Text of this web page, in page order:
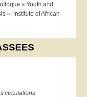
« Youth and
», Institute of African
circulations